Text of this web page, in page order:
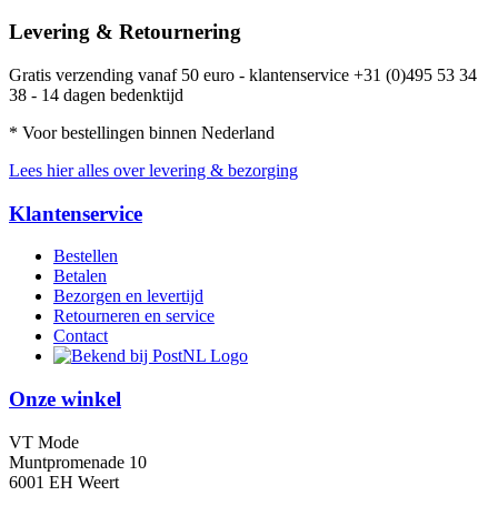
Levering & Retournering
Gratis verzending vanaf 50 euro - klantenservice +31 (0)495 53 34
38 - 14 dagen bedenktijd
* Voor bestellingen binnen Nederland
Lees hier alles over levering & bezorging
Klantenservice
Bestellen
Betalen
Bezorgen en levertijd
Retourneren en service
Contact
Onze winkel
VT Mode
Muntpromenade 10
6001 EH Weert